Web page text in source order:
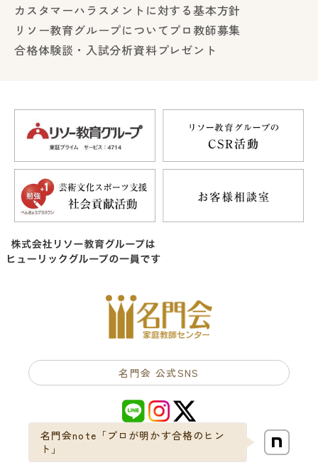
カスタマーハラスメントに対する基本方針
リソー教育グループについて プロ教師募集
合格体験談・入試分析資料プレゼント
名門会 公式SNS
名門会note「プロが明かす合格のヒン
ト」